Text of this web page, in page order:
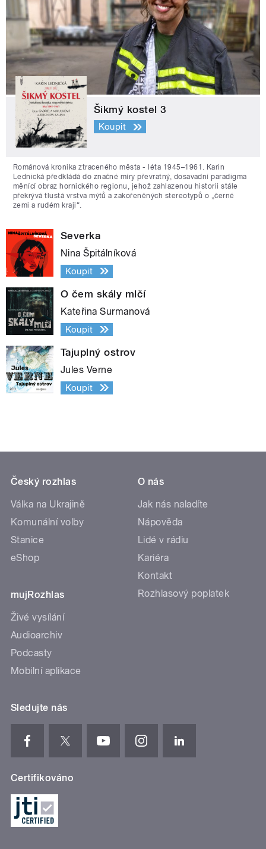
Šikmý kostel 3
Koupit
Románová kronika ztraceného města - léta 1945–1961. Karin
Lednická předkládá do značné míry převratný, dosavadní paradigma
měnící obraz hornického regionu, jehož zahlazenou historii stále
překrývá tlustá vrstva mýtů a zakořeněných stereotypů o „černé
zemi a rudém kraji“.
Severka
Nina Špitálníková
Koupit
O čem skály mlčí
Kateřina Surmanová
Koupit
Tajuplný ostrov
Jules Verne
Koupit
Český rozhlas
Válka na Ukrajině
Komunální volby
Stanice
eShop
mujRozhlas
Živé vysílání
Audioarchiv
Podcasty
Mobilní aplikace
O nás
Jak nás naladíte
Nápověda
Lidé v rádiu
Kariéra
Kontakt
Rozhlasový poplatek
Sledujte nás
Certifikováno